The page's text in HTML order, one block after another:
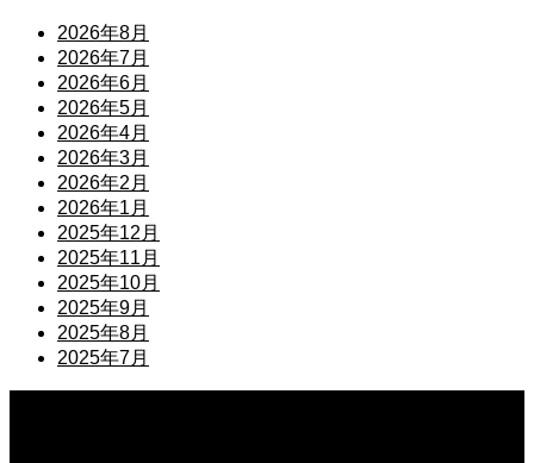
2026年8月
2026年7月
2026年6月
2026年5月
2026年4月
2026年3月
2026年2月
2026年1月
2025年12月
2025年11月
2025年10月
2025年9月
2025年8月
2025年7月